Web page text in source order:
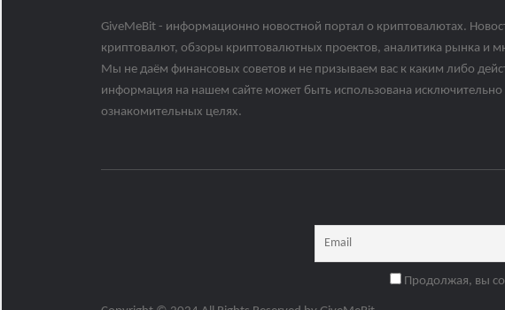
GiveMeBit - информационно новостной портал о криптовалютах.
криптовалют, обзоры криптовалютных проектов, аналитика рынка и
Мы не даём финансовых советов и не призываем вас к каким либо
информация на нашем сайте может быть использована исключительно
ознакомительных целях.
Продолжая, вы